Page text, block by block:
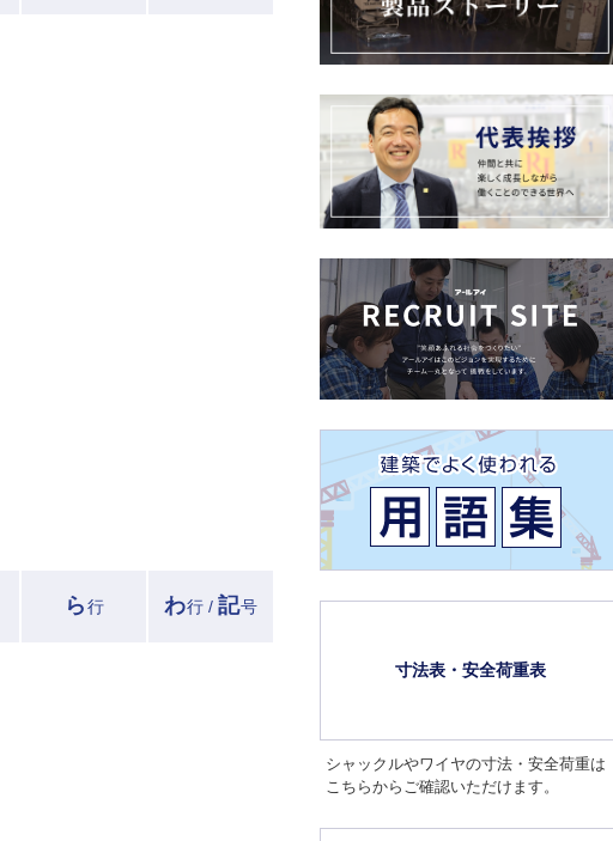
ら行 わ行 / 記号
寸法表・安全荷重表
シャックルやワイヤの寸法・安全荷重は
こちらからご確認いただけます。